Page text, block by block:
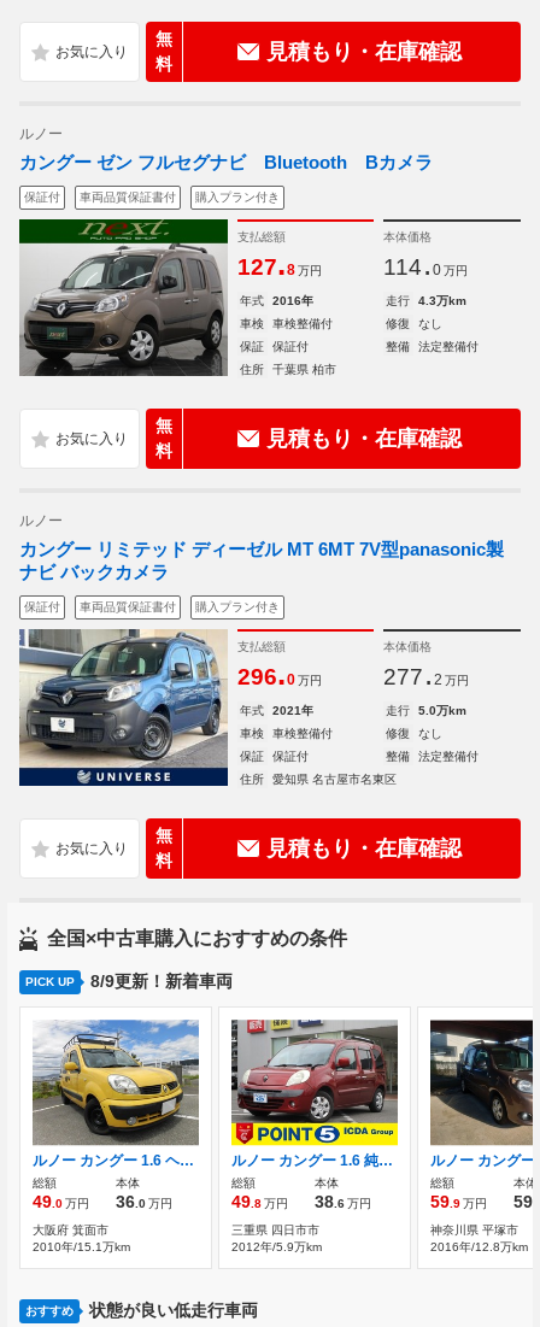
無
料
見積もり・在庫確認
ルノー
カングー ゼン フルセグナビ Bluetooth Bカメラ
保証付 車両品質保証書付 購入プラン付き
支払総額
127.8 万円
本体価格
114. 0 万円
年式 2016年 走行
4.3万km
車検
車検整備付 修復
なし
保証
保証付 整備
法定整備付
住所
千葉県 柏市
無
料
見積もり・在庫確認
ルノー
カングー リミテッド ディーゼル MT 6MT 7V型panasonic製
ナビ バックカメラ
保証付 車両品質保証書付 購入プラン付き
支払総額
296.0 万円
本体価格
277. 2 万円
年式 2021年 走行
5.0万km
車検
車検整備付 修復
なし
保証
保証付 整備
法定整備付
住所
愛知県 名古屋市名東区
無
料
見積もり・在庫確認
全国×中古車購入におすすめの条件
PICK UP 8/9更新！新着車両
ルノー カングー 1.6 ヘビーデューティールーフキャリア/HDDナ
総額
49 .0万円
本体
36 .0万円
大阪府 箕面市
2010年/15.1万km
ルノー カングー 1.6 純正CDデッキ キーレスエントリー
総額
49 .8万円
本体
38 .6万円
三重県 四日市市
2012年/5.9万km
総額
59 .9万円
本体
59
神奈川県 平塚市
2016年/12.8万km
おすすめ 状態が良い低走行車両